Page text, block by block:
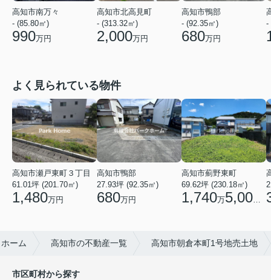
高知市南万々
- (85.80㎡)
990万円
高知市北高見町
- (313.32㎡)
2,000万円
高知市鴨部
- (92.35㎡)
680万円
-
よく見られている物件
高知市瀬戸東町３丁目
61.01坪 (201.70㎡)
1,480万円
高知市鴨部
27.93坪 (92.35㎡)
680万円
高知市薊野東町
69.62坪 (230.18㎡)
1,740万5,000 円
ーム 高知市の不動産一覧 高知市朝倉本町1号地売土地
市区町村から探す